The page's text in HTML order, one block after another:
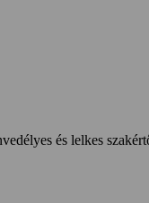
és lelkes